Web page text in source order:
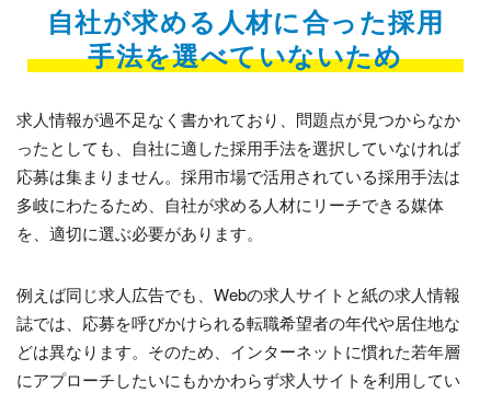
自社が求める人材に合った採用
手法を選べていないため
求人情報が過不足なく書かれており、問題点が見つからなか
ったとしても、自社に適した採用手法を選択していなければ
応募は集まりません。採用市場で活用されている採用手法は
多岐にわたるため、自社が求める人材にリーチできる媒体
を、適切に選ぶ必要があります。
例えば同じ求人広告でも、Webの求人サイトと紙の求人情報
誌では、応募を呼びかけられる転職希望者の年代や居住地な
どは異なります。そのため、インターネットに慣れた若年層
にアプローチしたいにもかかわらず求人サイトを利用してい